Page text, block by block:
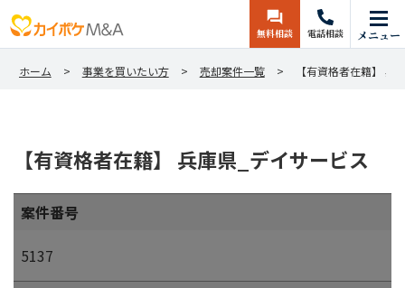
無料相談 電話相談 メニュー
ホーム 事業を買いたい方 売却案件一覧 【有資格者在籍】 兵
【有資格者在籍】 兵庫県_デイサービス
案件番号
5137